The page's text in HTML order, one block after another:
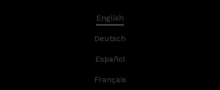
English
Deutsch
Español
Français